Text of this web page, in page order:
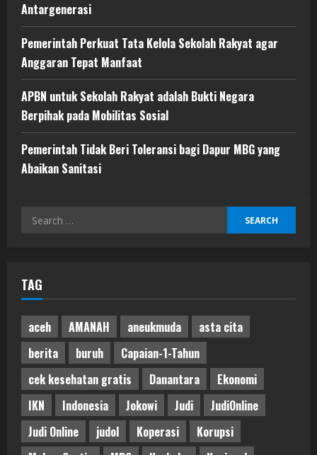
Antargenerasi
Pemerintah Perkuat Tata Kelola Sekolah Rakyat agar
Anggaran Tepat Manfaat
APBN untuk Sekolah Rakyat adalah Bukti Negara
Berpihak pada Mobilitas Sosial
Pemerintah Tidak Beri Toleransi bagi Dapur MBG yang
Abaikan Sanitasi
Search
TAG
aceh AMANAH aneukmuda
asta cita
berita
buruh
Capaian-1-Tahun
cek kesehatan gratis
Danantara
Ekonomi
IKN
Indonesia Jokowi Judi
JudiOnline
Judi Online
judol Koperasi
Korupsi